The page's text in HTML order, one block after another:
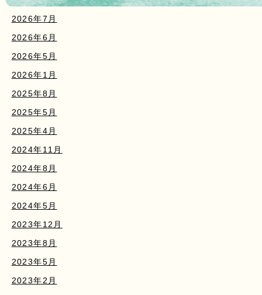
2026年7月
2026年6月
2026年5月
2026年1月
2025年8月
2025年5月
2025年4月
2024年11月
2024年8月
2024年6月
2024年5月
2023年12月
2023年8月
2023年5月
2023年2月